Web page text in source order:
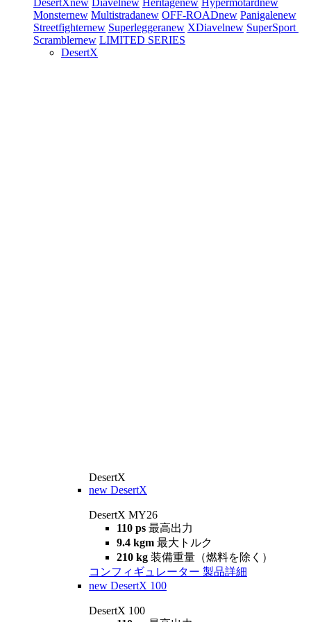
DesertXnew Diavelnew Heritagenew Hypermotardnew
Monsternew Multistradanew OFF-ROADnew Panigalenew
Streetfighternew Superleggeranew XDiavelnew SuperSport
Scramblernew LIMITED SERIES
DesertX
DesertX
new DesertX
DesertX MY26
110 ps 最高出力
9.4 kgm 最大トルク
210 kg 装備重量（燃料を除く）
コンフィギュレーター 製品詳細
new DesertX 100
DesertX 100